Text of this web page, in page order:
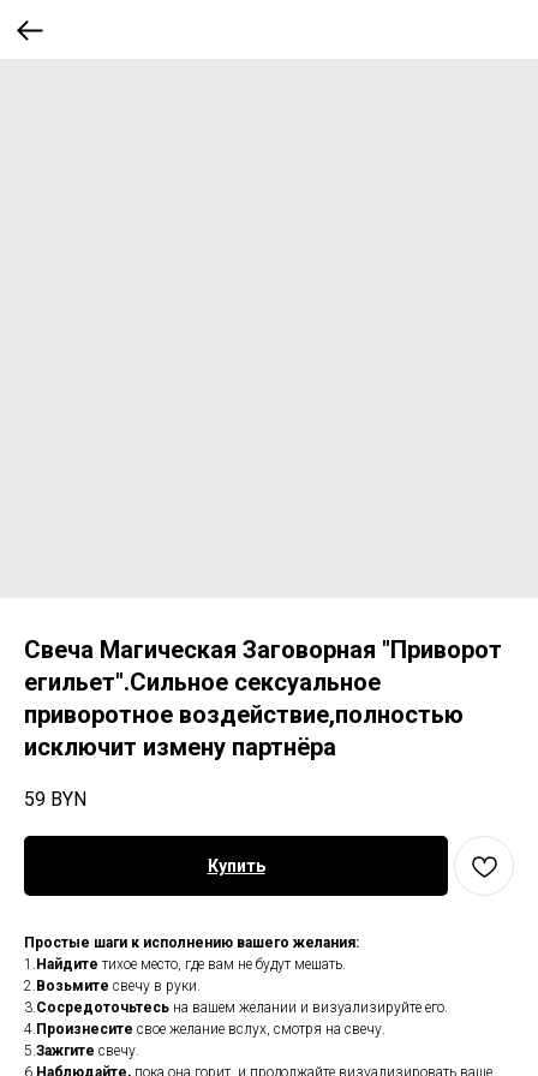
Свеча Магическая Заговорная "Приворот
егильет".Сильное сексуальное
приворотное воздействие,полностью
исключит измену партнёра
59 BYN
Купить
Простые шаги к исполнению вашего желания:
1. Найдите тихое место, где вам не будут мешать.
2. Возьмите свечу в руки.
3.Сосредоточьтесь на вашем желании и визуализируйте его.
4. Произнесите свое желание вслух, смотря на свечу.
5.Зажгите свечу.